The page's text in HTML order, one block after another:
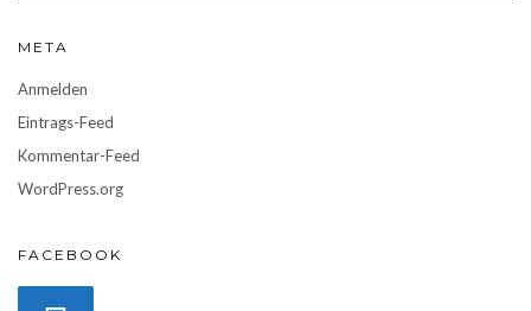
META
Anmelden
Eintrags-Feed
Kommentar-Feed
WordPress.org
FACEBOOK